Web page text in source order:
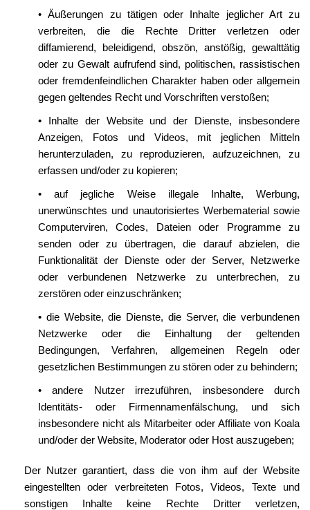
• Äußerungen zu tätigen oder Inhalte jeglicher Art zu
verbreiten, die die Rechte Dritter verletzen oder
diffamierend, beleidigend, obszön, anstößig, gewalttätig
oder zu Gewalt aufrufend sind, politischen, rassistischen
oder fremdenfeindlichen Charakter haben oder allgemein
gegen geltendes Recht und Vorschriften verstoßen;
• Inhalte der Website und der Dienste, insbesondere
Anzeigen, Fotos und Videos, mit jeglichen Mitteln
herunterzuladen, zu reproduzieren, aufzuzeichnen, zu
erfassen und/oder zu kopieren;
• auf jegliche Weise illegale Inhalte, Werbung,
unerwünschtes und unautorisiertes Werbematerial sowie
Computerviren, Codes, Dateien oder Programme zu
senden oder zu übertragen, die darauf abzielen, die
Funktionalität der Dienste oder der Server, Netzwerke
oder verbundenen Netzwerke zu unterbrechen, zu
zerstören oder einzuschränken;
• die Website, die Dienste, die Server, die verbundenen
Netzwerke oder die Einhaltung der geltenden
Bedingungen, Verfahren, allgemeinen Regeln oder
gesetzlichen Bestimmungen zu stören oder zu behindern;
• andere Nutzer irrezuführen, insbesondere durch
Identitäts- oder Firmennamenfälschung, und sich
insbesondere nicht als Mitarbeiter oder Affiliate von Koala
und/oder der Website, Moderator oder Host auszugeben;
Der Nutzer garantiert, dass die von ihm auf der Website
eingestellten oder verbreiteten Fotos, Videos, Texte und
sonstigen Inhalte keine Rechte Dritter verletzen,